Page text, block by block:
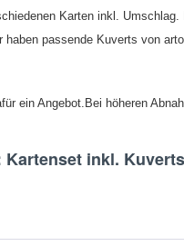
Karten inkl.
haben passende Kuverts von
ein Angebot.Bei höheren
Kartenset inkl.